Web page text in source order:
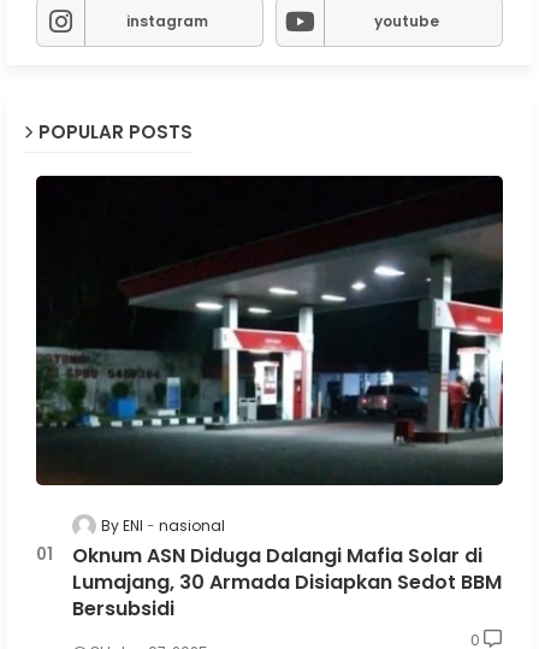
instagram youtube
POPULAR POSTS
By ENI nasional
Oknum ASN Diduga Dalangi Mafia Solar di
Lumajang, 30 Armada Disiapkan Sedot BBM
Bersubsidi
0